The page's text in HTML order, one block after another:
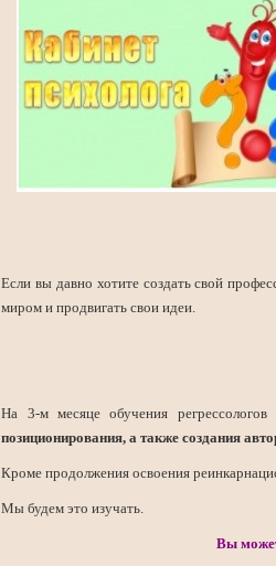
Если вы давно хотите создать свой
миром и продвигать свои идеи.
На 3-м месяце обучения
позиционирования, а также создания
Кроме продолжения освоения
Мы будем это изучать.
Вы